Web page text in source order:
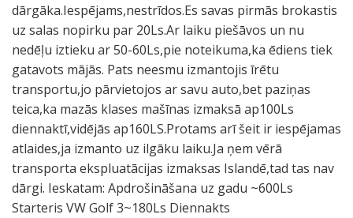
dārgāka.Iespējams,nestrīdos.Es savas pirmās brokastis
uz salas nopirku par 20Ls.Ar laiku piešāvos un nu
nedēļu iztieku ar 50-60Ls,pie noteikuma,ka ēdiens tiek
gatavots mājās. Pats neesmu izmantojis īrētu
transportu,jo pārvietojos ar savu auto,bet paziņas
teica,ka mazās klases mašīnas izmaksā ap100Ls
diennaktī,vidējās ap160LS.Protams arī šeit ir iespējamas
atlaides,ja izmanto uz ilgāku laiku.Ja ņem vērā
transporta ekspluatācijas izmaksas Islandē,tad tas nav
dārgi. Ieskatam: Apdrošināšana uz gadu ~600Ls
Starteris VW Golf 3~180Ls Diennakts